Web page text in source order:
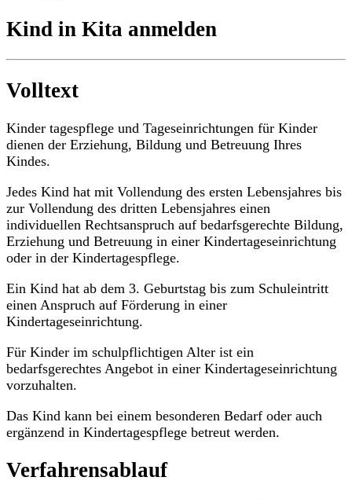
Kind in Kita anmelden
Volltext
Kinder tagespflege und Tageseinrichtungen für Kinder
dienen der Erziehung, Bildung und Betreuung Ihres
Kindes.
Jedes Kind hat mit Vollendung des ersten Lebensjahres bis
zur Vollendung des dritten Lebensjahres einen
individuellen Rechtsanspruch auf bedarfsgerechte Bildung,
Erziehung und Betreuung in einer Kindertageseinrichtung
oder in der Kindertagespflege.
Ein Kind hat ab dem 3. Geburtstag bis zum Schuleintritt
einen Anspruch auf Förderung in einer
Kindertageseinrichtung.
Für Kinder im schulpflichtigen Alter ist ein
bedarfsgerechtes Angebot in einer Kindertageseinrichtung
vorzuhalten.
Das Kind kann bei einem besonderen Bedarf oder auch
ergänzend in Kindertagespflege betreut werden.
Verfahrensablauf